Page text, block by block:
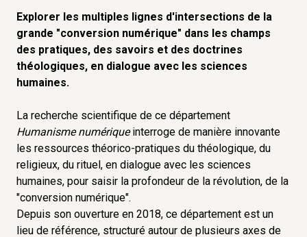
Explorer les multiples lignes d'intersections de la
grande "conversion numérique" dans les champs
des pratiques, des savoirs et des doctrines
théologiques, en dialogue avec les sciences
humaines.
La recherche scientifique de ce département
Humanisme numériqueinterroge de manière innovante
les ressources théorico-pratiques du théologique, du
religieux, du rituel, en dialogue avec les sciences
humaines, pour saisir la profondeur de la révolution, de la
"conversion numérique".
Depuis son ouverture en 2018, ce département est un
lieu de référence, structuré autour de plusieurs axes de